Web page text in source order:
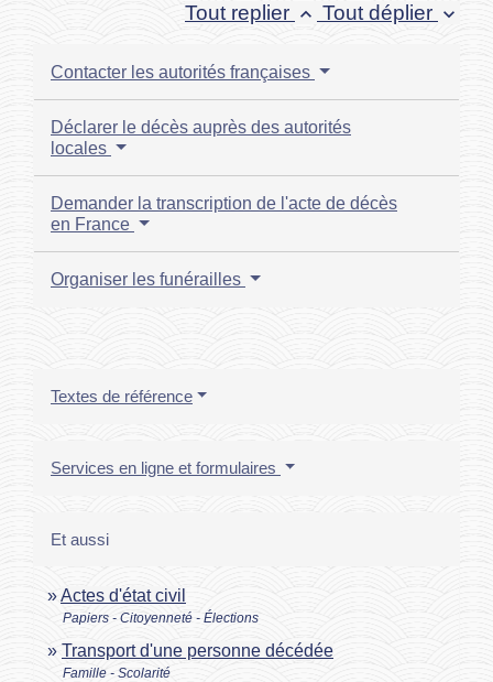
Tout replier keyboard_arrow_up Tout déplier keyboard_arrow_down
Contacter les autorités françaises
Déclarer le décès auprès des autorités
locales
Demander la transcription de l'acte de décès
en France
Organiser les funérailles
Textes de référence
Services en ligne et formulaires
Et aussi
Actes d'état civil
Papiers - Citoyenneté - Élections
Transport d'une personne décédée
Famille - Scolarité